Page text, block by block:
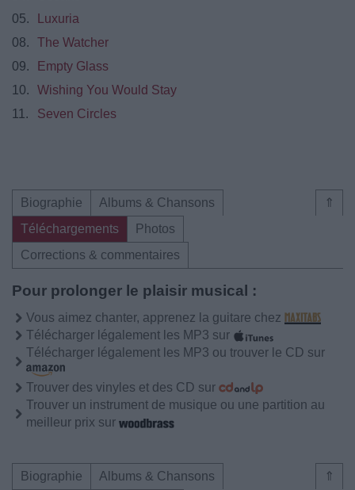
05.
Luxuria
08.
The Watcher
09.
Empty Glass
10.
Wishing You Would Stay
11.
Seven Circles
⇑
Biographie
Albums & Chansons
Téléchargements
Photos
Corrections & commentaires
Pour prolonger le plaisir musical :
Vous aimez chanter, apprenez la guitare chez
Télécharger légalement les MP3 sur
Télécharger légalement les MP3 ou trouver le CD sur
Trouver des vinyles et des CD sur
Trouver un instrument de musique ou une partition au
meilleur prix sur
⇑
Biographie
Albums & Chansons